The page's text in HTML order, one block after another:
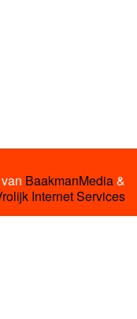
BaakmanMedia&
Internet Services